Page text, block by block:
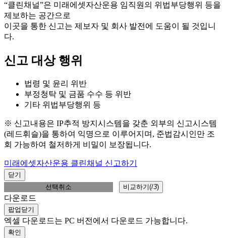
“클린채널”은 미래에셋자산운용 임직원의 위법부당행위 등을
제보하는 공간으로
이곳을 통한 신고는 제보자 및 회사 발전에 도움이 될 것입니
다.
신고 대상 행위
법령 및 윤리 위반
부정청탁 및 금품 수수 등 위반
기타 위법부당행위 등
※ 신고내용은 IP추적 방지시스템을 갖춘 외부의 신고시스템
(레드휘슬)을 통하여 익명으로 이루어지며, 준법감시인만 조
회 가능하여 철저하게 비밀이 보장됩니다.
미래에셋자산운용 클린채널 신고하기
닫기
선택취소
비교하기(/3)
다운로드
팝업닫기
엑셀 다운로드는 PC 버전에서 다운로드 가능합니다.
확인